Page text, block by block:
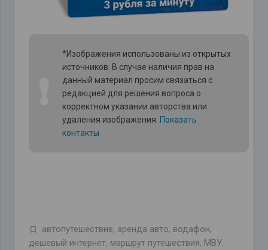
*Изображения использованы из открытых
источников. В случае наличия прав на
данный материал просим связаться с
редакцией для решения вопроса о
корректном указании авторства или
удаления изображения. Показать
контакты
автопутешествие, аренда авто, водафон,
дешевый интернет, маршрут путешествия, МВУ,